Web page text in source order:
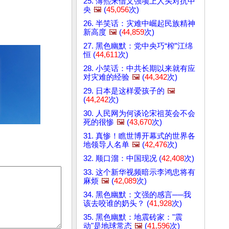
央 🖼️ (45,056次)
26. 半笑话：灾难中崛起民族精神
新高度 🖼️ (44,859次)
27. 黑色幽默：党中央巧“榨”江绵
恒 (44,611次)
28. 小笑话：中共长期以来就有应
对灾难的经验 🖼️ (44,342次)
29. 日本是这样爱孩子的 🖼️
(44,242次)
30. 人民网为何谈论宋祖英会不会
死的很惨 🖼️ (43,670次)
31. 真惨！瞧世博开幕式的世界各
地领导人名单 🖼️ (42,476次)
32. 顺口溜：中国现况 (42,408次)
33. 这个新华视频暗示李鸿忠将有
麻烦 🖼️ (42,089次)
34. 黑色幽默：文强的感言──我
该去咬谁的奶头？ (41,928次)
35. 黑色幽默：地震砖家："震
动"是地球常态 🖼️ (41,596次)